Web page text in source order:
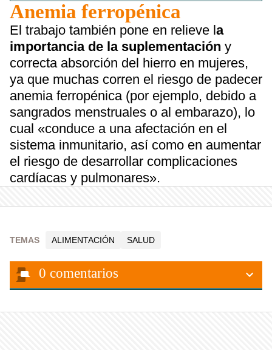
Anemia ferropénica
El trabajo también pone en relieve la
importancia de la suplementación y
correcta absorción del hierro en mujeres,
ya que muchas corren el riesgo de padecer
anemia ferropénica (por ejemplo, debido a
sangrados menstruales o al embarazo), lo
cual «conduce a una afectación en el
sistema inmunitario, así como en aumentar
el riesgo de desarrollar complicaciones
cardíacas y pulmonares».
TEMAS ALIMENTACIÓN SALUD
0 comentarios